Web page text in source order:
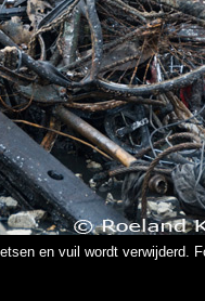
en vuil wordt verwijderd.